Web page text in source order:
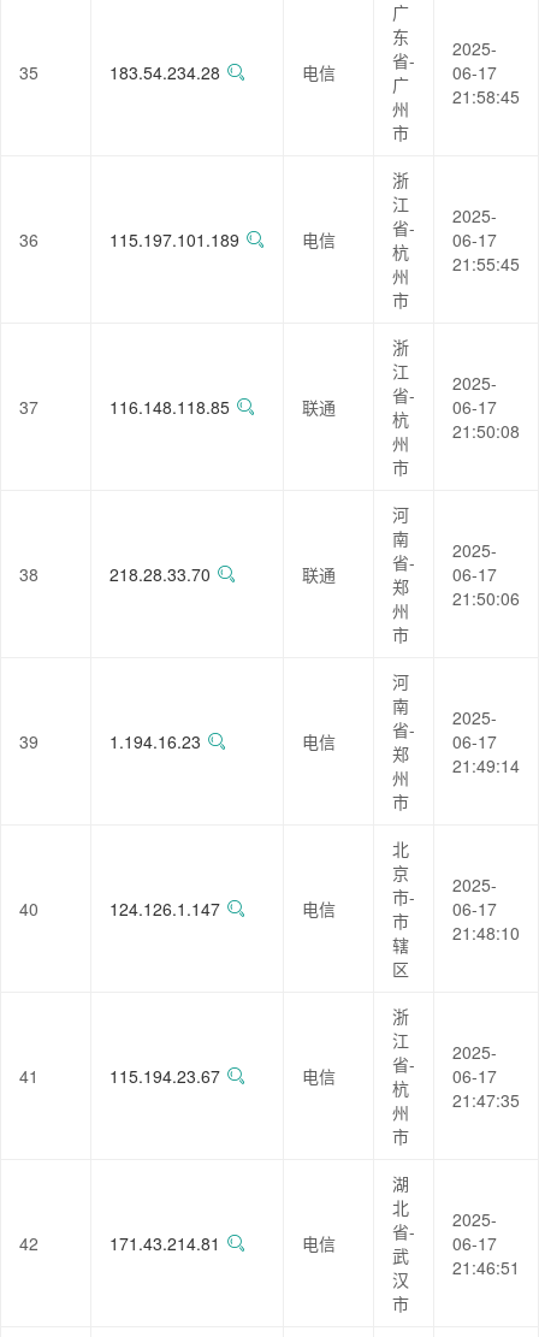
35 183.54.234.28 电信
广
东
省-
广
州
市
2025-
06-17
21:58:45
36 115.197.101.189 电信
浙
江
省-
杭
州
市
2025-
06-17
21:55:45
37 116.148.118.85 联通
浙
江
省-
杭
州
市
2025-
06-17
21:50:08
38 218.28.33.70 联通
河
南
省-
郑
州
市
2025-
06-17
21:50:06
39 1.194.16.23 电信
河
南
省-
郑
州
市
2025-
06-17
21:49:14
40 124.126.1.147 电信
北
京
市-
市
辖
区
2025-
06-17
21:48:10
41 115.194.23.67 电信
浙
江
省-
杭
州
市
2025-
06-17
21:47:35
42 171.43.214.81 电信
湖
北
省-
武
汉
市
2025-
06-17
21:46:51